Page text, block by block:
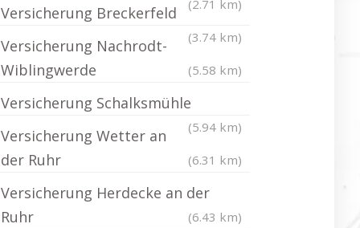
(2.71 km)
Versicherung Breckerfeld
(3.74 km)
Versicherung Nachrodt-
Wiblingwerde
(5.58 km)
Versicherung Schalksmühle
(5.94 km)
Versicherung Wetter an
der Ruhr
(6.31 km)
Versicherung Herdecke an der
Ruhr
(6.43 km)